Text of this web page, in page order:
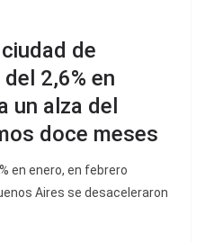
de
2,6% en
un alza del
doce meses
en enero, en febrero
Aires se desaceleraron